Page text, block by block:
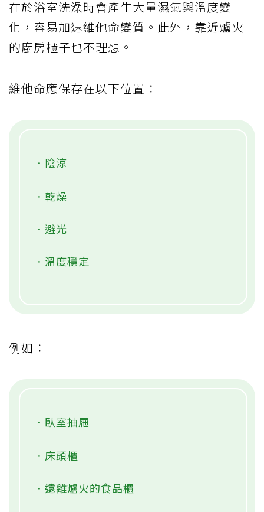
在於浴室洗澡時會產生大量濕氣與溫度變
化，容易加速維他命變質。此外，靠近爐火
的廚房櫃子也不理想。
維他命應保存在以下位置：
．陰涼
．乾燥
．避光
．溫度穩定
例如：
．臥室抽屜
．床頭櫃
．遠離爐火的食品櫃